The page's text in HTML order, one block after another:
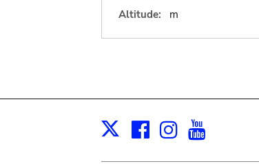
Altitude:
m
X Facebook
Instagram